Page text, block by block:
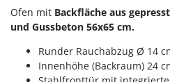
Schwader für Traktoren
Schweißgeräte
Seilwinden -
Sichelmähwerke für
HiKOKI
Ofen mit Backfläche aus
und Gussbeton 56x65 cm.
Runder Rauchabzug Ø 14
Innenhöhe (Backraum) 24